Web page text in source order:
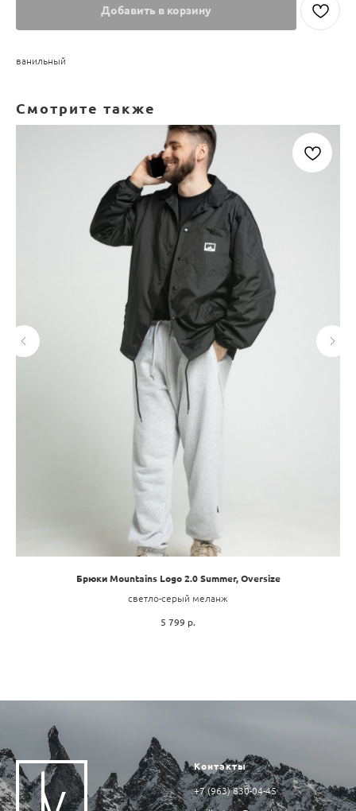
Добавить в корзину
ванильный
Смотрите также
Брюки Mountains Logo 2.0 Summer, Oversize
светло-серый меланж
5 799 р.
Контакты
+7 (963) 830-04-45